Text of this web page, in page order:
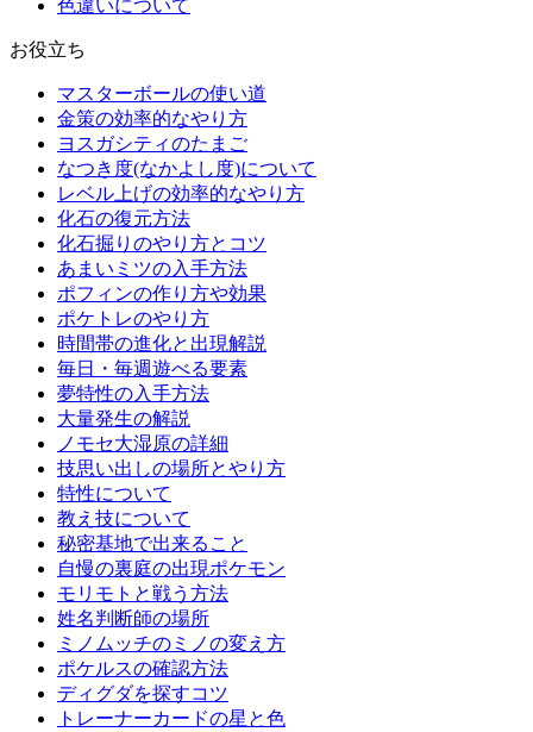
色違いについて
お役立ち
マスターボールの使い道
金策の効率的なやり方
ヨスガシティのたまご
なつき度(なかよし度)について
レベル上げの効率的なやり方
化石の復元方法
化石掘りのやり方とコツ
あまいミツの入手方法
ポフィンの作り方や効果
ポケトレのやり方
時間帯の進化と出現解説
毎日・毎週遊べる要素
夢特性の入手方法
大量発生の解説
ノモセ大湿原の詳細
技思い出しの場所とやり方
特性について
教え技について
秘密基地で出来ること
自慢の裏庭の出現ポケモン
モリモトと戦う方法
姓名判断師の場所
ミノムッチのミノの変え方
ポケルスの確認方法
ディグダを探すコツ
トレーナーカードの星と色